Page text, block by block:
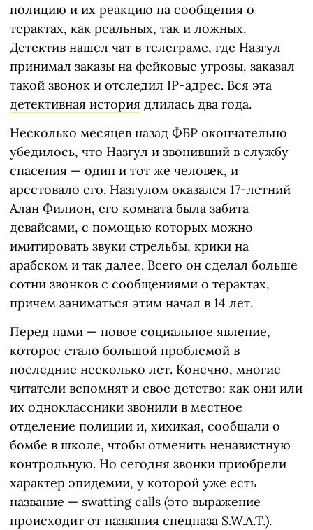
полицию и их реакцию на сообщения о
терактах, как реальных, так и ложных.
Детектив нашел чат в телеграме, где Назгул
принимал заказы на фейковые угрозы, заказал
такой звонок и отследил IP-адрес. Вся эта
детективная история длилась два года.
Несколько месяцев назад ФБР окончательно
убедилось, что Назгул и звонивший в службу
спасения — один и тот же человек, и
арестовало его. Назгулом оказался 17-летний
Алан Филион, его комната была забита
девайсами, с помощью которых можно
имитировать звуки стрельбы, крики на
арабском и так далее. Всего он сделал больше
сотни звонков с сообщениями о терактах,
причем заниматься этим начал в 14 лет.
Перед нами — новое социальное явление,
которое стало большой проблемой в
последние несколько лет. Конечно, многие
читатели вспомнят и свое детство: как они или
их одноклассники звонили в местное
отделение полиции и, хихикая, сообщали о
бомбе в школе, чтобы отменить ненавистную
контрольную. Но сегодня звонки приобрели
характер эпидемии, у которой уже есть
название — swatting calls (это выражение
происходит от названия спецназа S.W.A.T.).